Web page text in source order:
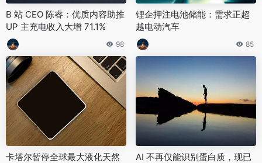
B 站 CEO 陈睿：优质内容助推
UP 主充电收入大增 71.1%
98
锂企押注电池储能：需求正超
越电动汽车
85
卡塔尔暂停全球最大液化天然
AI 不再仅能识别蛋白质，现已